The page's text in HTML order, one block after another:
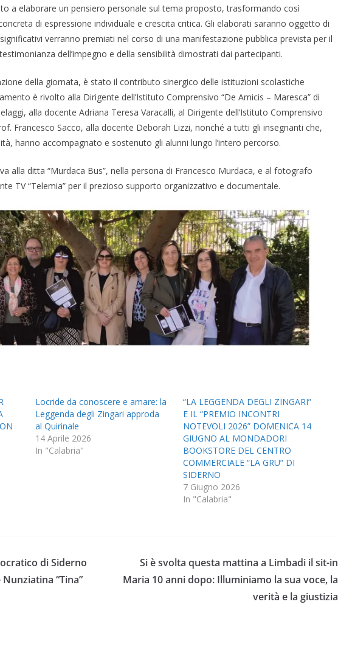
a elaborare un pensiero personale sul tema proposto, trasformando così
di espressione individuale e crescita critica. Gli elaborati saranno oggetto di
verranno premiati nel corso di una manifestazione pubblica prevista per il
dell’impegno e della sensibilità dimostrati dai partecipanti.
della giornata, è stato il contributo sinergico delle istituzioni scolastiche
è rivolto alla Dirigente dell’Istituto Comprensivo “De Amicis – Maresca” di
alla docente Adriana Teresa Varacalli, al Dirigente dell’Istituto Comprensivo
Francesco Sacco, alla docente Deborah Lizzi, nonché a tutti gli insegnanti che,
hanno accompagnato e sostenuto gli alunni lungo l’intero percorso.
alla ditta “Murdaca Bus”, nella persona di Francesco Murdaca, e al fotografo
TV “Telemia” per il prezioso supporto organizzativo e documentale.
Locride da conoscere e amare: la
Leggenda degli Zingari approda
al Quirinale
14 Aprile 2026
In "Calabria"
“LA LEGGENDA DEGLI ZINGARI”
E IL “PREMIO INCONTRI
NOTEVOLI 2026” DOMENICA 14
GIUGNO AL MONDADORI
BOOKSTORE DEL CENTRO
COMMERCIALE “LA GRU” DI
SIDERNO
7 Giugno 2026
In "Calabria"
di Siderno
“Tina”
Si è svolta questa mattina a Limbadi il sit-in
Maria 10 anni dopo: Illuminiamo la sua voce, la
verità e la giustizia